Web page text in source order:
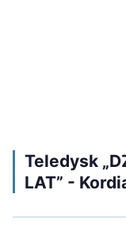
Teledysk
LAT” -